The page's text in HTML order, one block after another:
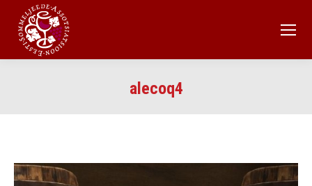
alecoq4